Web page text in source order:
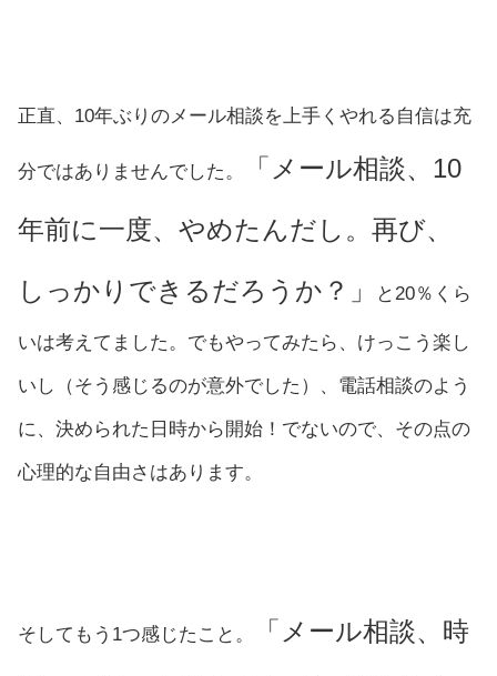
正直、10年ぶりのメール相談を上手くやれる自信は充
分ではありませんでした。 「メール相談、10
年前に一度、やめたんだし。再び、
しっかりできるだろうか？」 と20％くら
いは考えてました。でもやってみたら、けっこう楽し
いし（そう感じるのが意外でした）、電話相談のよう
に、決められた日時から開始！でないので、その点の
心理的な自由さはあります。
そしてもう1つ感じたこと。 「メール相談、時